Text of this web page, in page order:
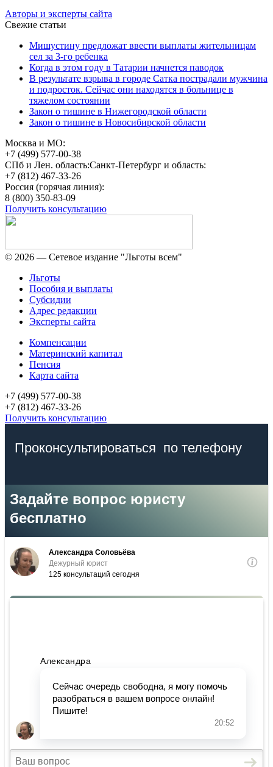
Авторы и эксперты сайта
Свежие статьи
Мишустину предложат ввести выплаты жительницам
сел за 3-го ребенка
Когда в этом году в Татарии начнется паводок
В результате взрыва в городе Сатка пострадали мужчина
и подросток. Сейчас они находятся в больнице в
тяжелом состоянии
Закон о тишине в Нижегородской области
Закон о тишине в Новосибирской области
Москва и МО:
+7 (499) 577-00-38
СПб и Лен. область:Санкт-Петербург и область:
+7 (812) 467-33-26
Россия (горячая линия):
8 (800) 350-83-09
Получить консультацию
© 2026 — Сетевое издание "Льготы всем"
Льготы
Пособия и выплаты
Субсидии
Адрес редакции
Эксперты сайта
Компенсации
Материнский капитал
Пенсия
Карта сайта
+7 (499) 577-00-38
+7 (812) 467-33-26
Получить консультацию